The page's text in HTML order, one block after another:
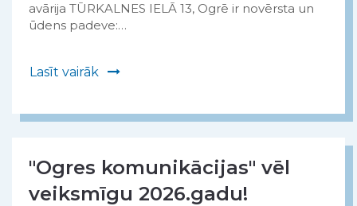
avārija TŪRKALNES IELĀ 13, Ogrē ir novērsta un
ūdens padeve:…
Lasīt vairāk
"Ogres komunikācijas" vēl
veiksmīgu 2026.gadu!